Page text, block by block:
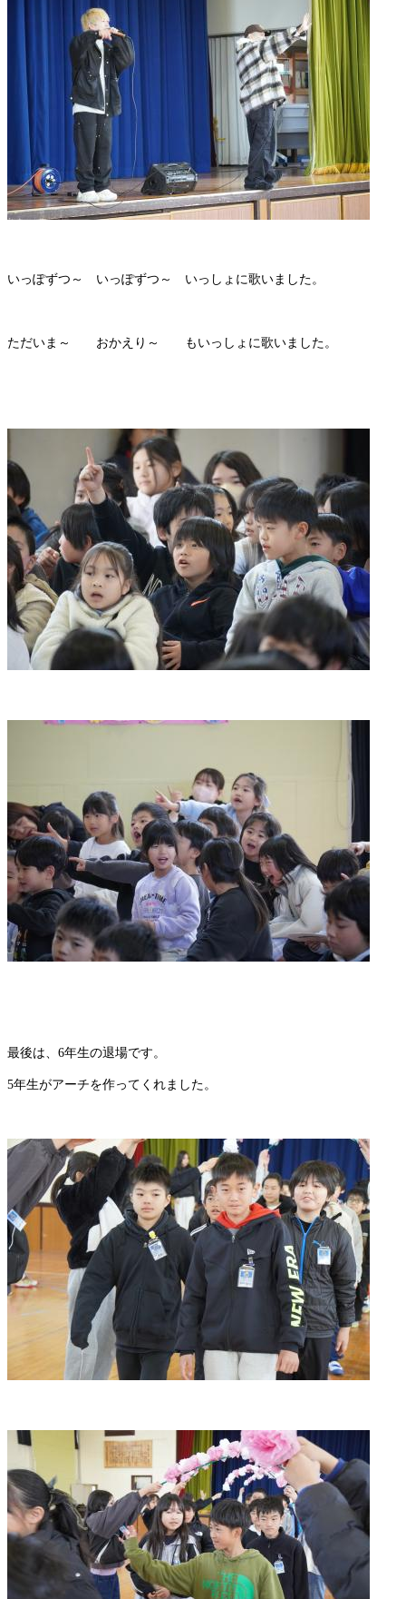
いっぽずつ～ いっぽずつ～ いっしょに歌いました。
ただいま～ おかえり～ もいっしょに歌いました。
最後は、6年生の退場です。
5年生がアーチを作ってくれました。